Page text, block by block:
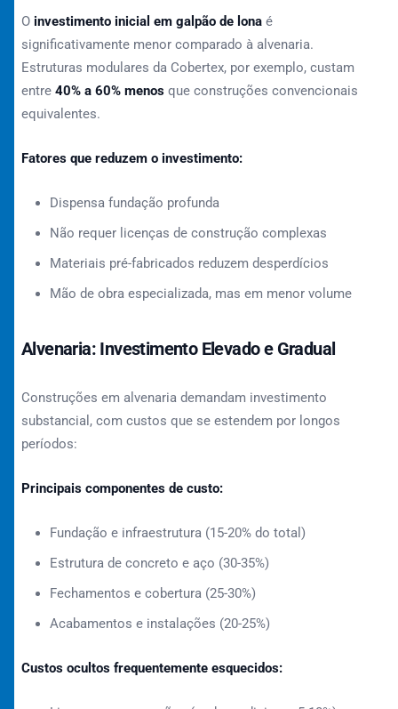
O investimento inicial em galpão de lona é
significativamente menor comparado à alvenaria.
Estruturas modulares da Cobertex, por exemplo, custam
entre 40% a 60% menos que construções convencionais
equivalentes.
Fatores que reduzem o investimento:
Dispensa fundação profunda
Não requer licenças de construção complexas
Materiais pré-fabricados reduzem desperdícios
Mão de obra especializada, mas em menor volume
Alvenaria: Investimento Elevado e Gradual
Construções em alvenaria demandam investimento
substancial, com custos que se estendem por longos
períodos:
Principais componentes de custo:
Fundação e infraestrutura (15-20% do total)
Estrutura de concreto e aço (30-35%)
Fechamentos e cobertura (25-30%)
Acabamentos e instalações (20-25%)
Custos ocultos frequentemente esquecidos: